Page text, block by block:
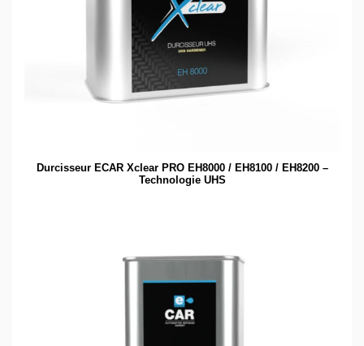
Durcisseur ECAR Xclear PRO EH8000 / EH8100 / EH8200 –
Technologie UHS